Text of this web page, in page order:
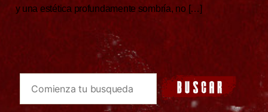
y una estética profundamente sombría, no […]